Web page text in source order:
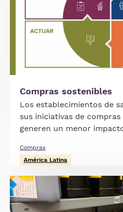
Compras sostenibles
Los establecimientos de
sus iniciativas de
generen un menor
Compras
América Latina
Imagen